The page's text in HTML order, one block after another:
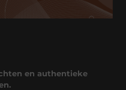
en authentieke